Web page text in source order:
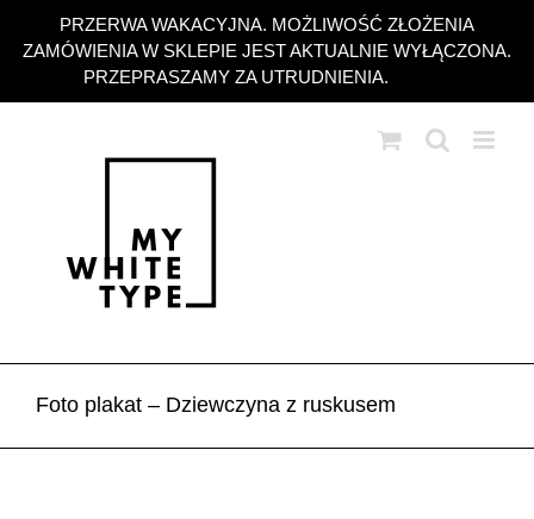
PRZERWA WAKACYJNA. MOŻLIWOŚĆ ZŁOŻENIA
ZAMÓWIENIA W SKLEPIE JEST AKTUALNIE WYŁĄCZONA.
PRZEPRASZAMY ZA UTRUDNIENIA.
zawartości
Foto plakat – Dziewczyna z ruskusem